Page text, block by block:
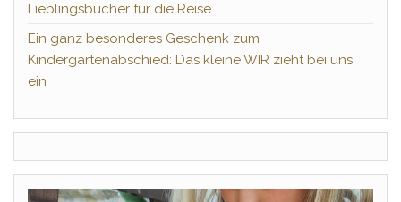
Lieblingsbücher für die Reise
Ein ganz besonderes Geschenk zum
Kindergartenabschied: Das kleine WIR zieht bei uns
ein